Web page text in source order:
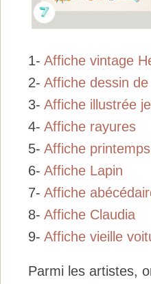
1- Affiche vintage
2- Affiche dessin
3- Affiche illustrée
4- Affiche rayures
5- Affiche
6- Affiche Lapin
7- Affiche
8- Affiche Claudia
9- Affiche vieille
Parmi les artistes,